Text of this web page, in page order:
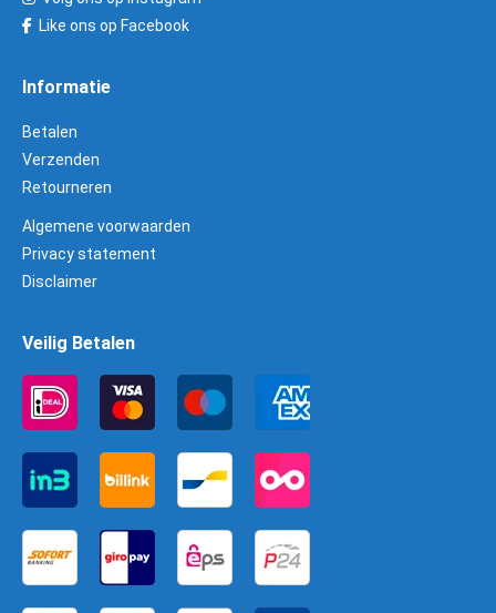
Like ons op Facebook
Informatie
Betalen
Verzenden
Retourneren
Algemene voorwaarden
Privacy statement
Disclaimer
Veilig Betalen